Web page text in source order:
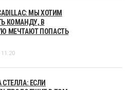
МЫ ХОТИМ
КОМАНДУ, В
МЕЧТАЮТ ПОПАСТЬ
СТЕЛЛА: ЕСЛИ